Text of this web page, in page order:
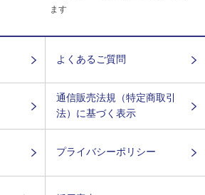
ます
よくあるご質問
通信販売法規（特定商取引
法）に基づく表示
プライバシーポリシー